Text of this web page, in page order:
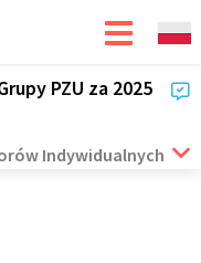
PZU za 2025
Indywidualnych